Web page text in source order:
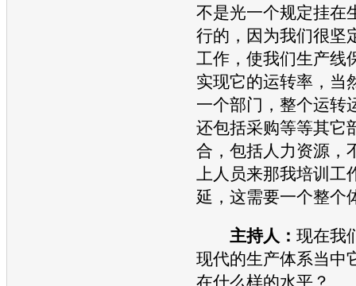
不是光一个规定挂在
行的，因为我们很坚
工作，使我们生产线
实现它的运转率，当
一个部门，整个运转
还包括采购等等其它
合，包括人力资源，
上人员来那我培训工
延，这需要一个整个
主持人： 现在我
现代的生产体系当中
在什么样的水平？